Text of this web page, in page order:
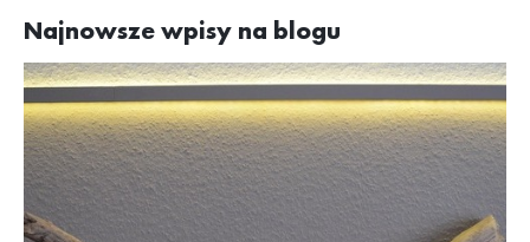
Najnowsze wpisy na blogu